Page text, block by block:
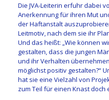
Die JVA-Leiterin erfuhr dabei
Anerkennung für ihren Mut
der Haftanstalt
Leitmotiv, nach dem sie ihr
Und das heißt: „Wie können
gestalten, dass die jungen
und ihr Verhalten
möglichst positiv gestalten?“
hat sie eine Vielzahl von
zum Teil für einen Knast